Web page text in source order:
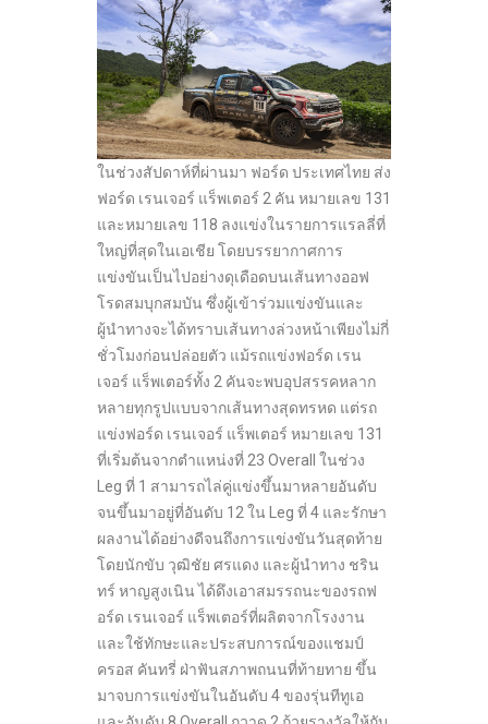
ในช่วงสัปดาห์ที่ผ่านมา ฟอร์ด ประเทศไทย ส่ง
ฟอร์ด เรนเจอร์ แร็พเตอร์ 2 คัน หมายเลข 131
และหมายเลข 118 ลงแข่งในรายการแรลลี่ที่
ใหญ่ที่สุดในเอเชีย โดยบรรยากาศการ
แข่งขันเป็นไปอย่างดุเดือดบนเส้นทางออฟ
โรดสมบุกสมบัน ซึ่งผู้เข้าร่วมแข่งขันและ
ผู้นำทางจะได้ทราบเส้นทางล่วงหน้าเพียงไม่กี่
ชั่วโมงก่อนปล่อยตัว แม้รถแข่งฟอร์ด เรน
เจอร์ แร็พเตอร์ทั้ง 2 คันจะพบอุปสรรคหลาก
หลายทุกรูปแบบจากเส้นทางสุดทรหด แต่รถ
แข่งฟอร์ด เรนเจอร์ แร็พเตอร์ หมายเลข 131
ที่เริ่มต้นจากตำแหน่งที่ 23 Overall ในช่วง
Leg ที่ 1 สามารถไล่คู่แข่งขึ้นมาหลายอันดับ
จนขึ้นมาอยู่ที่อันดับ 12 ใน Leg ที่ 4 และรักษา
ผลงานได้อย่างดีจนถึงการแข่งขันวันสุดท้าย
โดยนักขับ วุฒิชัย ศรแดง และผู้นำทาง ชริน
ทร์ หาญสูงเนิน ได้ดึงเอาสมรรถนะของรถฟ
อร์ด เรนเจอร์ แร็พเตอร์ที่ผลิตจากโรงงาน
และใช้ทักษะและประสบการณ์ของแชมป์
ครอส คันทรี่ ฝ่าฟันสภาพถนนที่ท้ายทาย ขึ้น
มาจบการแข่งขันในอันดับ 4 ของรุ่นทีทูเอ